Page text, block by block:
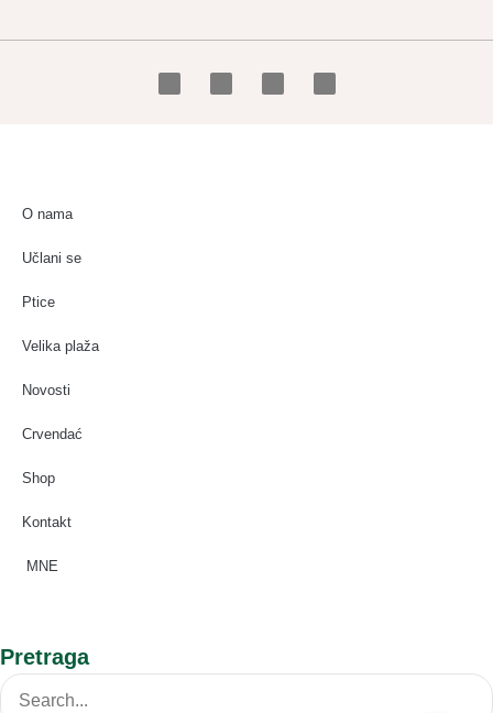
O nama
Učlani se
Ptice
Velika plaža
Novosti
Crvendać
Shop
Kontakt
MNE
Pretraga